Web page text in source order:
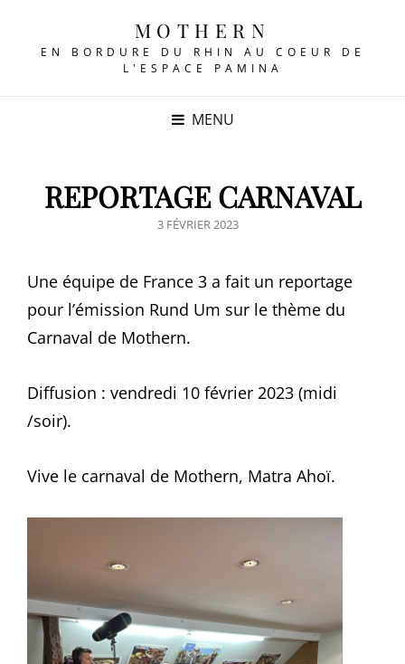
MOTHERN
EN BORDURE DU RHIN AU COEUR DE
L'ESPACE PAMINA
MENU
REPORTAGE CARNAVAL
POSTED
3 FÉVRIER 2023
Une équipe de France 3 a fait un reportage
pour l’émission Rund Um sur le thème du
Carnaval de Mothern.
Diffusion : vendredi 10 février 2023 (midi
/soir).
Vive le carnaval de Mothern, Matra Ahoï.